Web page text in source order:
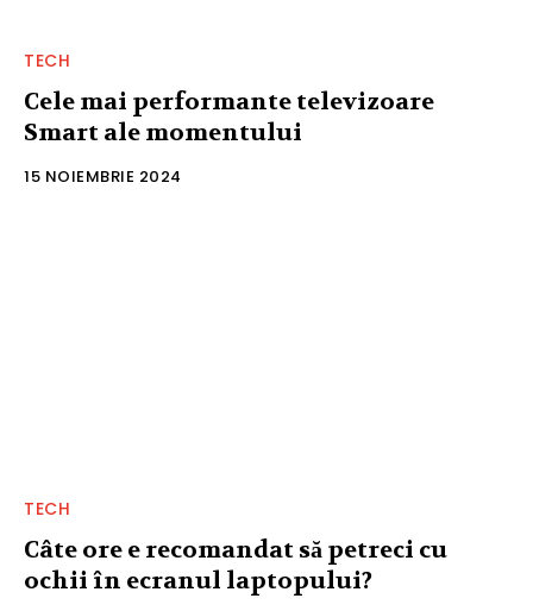
TECH
Cele mai performante televizoare
Smart ale momentului
15 NOIEMBRIE 2024
TECH
Câte ore e recomandat să petreci cu
ochii în ecranul laptopului?